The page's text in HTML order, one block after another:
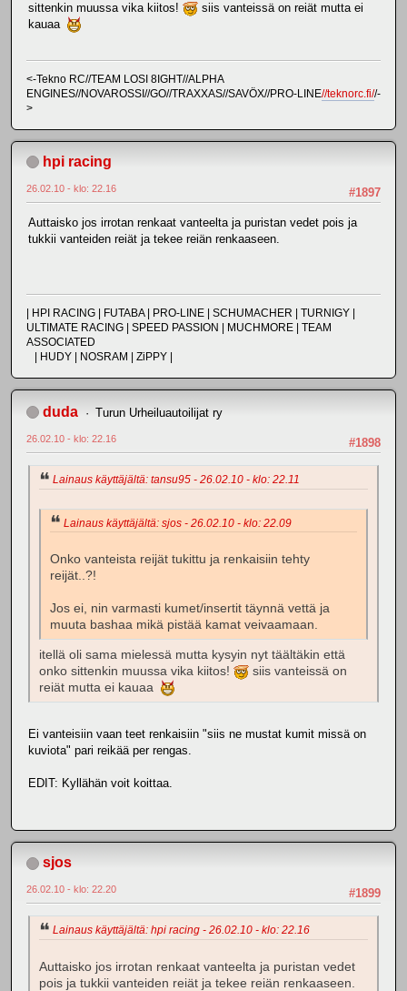
sittenkin muussa vika kiitos!
siis vanteissä on reiät mutta ei
kauaa
<-Tekno RC//TEAM LOSI 8IGHT//ALPHA
ENGINES//NOVAROSSI//GO//TRAXXAS//SAVÖX//PRO-LINE//teknorc.fi//-
>
hpi racing
#1897
26.02.10 - klo: 22.16
Auttaisko jos irrotan renkaat vanteelta ja puristan vedet pois ja
tukkii vanteiden reiät ja tekee reiän renkaaseen.
| HPI RACING | FUTABA | PRO-LINE | SCHUMACHER | TURNIGY |
ULTIMATE RACING | SPEED PASSION | MUCHMORE | TEAM
ASSOCIATED
| HUDY | NOSRAM | ZiPPY |
duda Turun Urheiluautoilijat ry
#1898
26.02.10 - klo: 22.16
Lainaus käyttäjältä: tansu95 - 26.02.10 - klo: 22.11
Lainaus käyttäjältä: sjos - 26.02.10 - klo: 22.09
Onko vanteista reijät tukittu ja renkaisiin tehty
reijät..?!
Jos ei, nin varmasti kumet/insertit täynnä vettä ja
muuta bashaa mikä pistää kamat veivaamaan.
itellä oli sama mielessä mutta kysyin nyt täältäkin että
onko sittenkin muussa vika kiitos!
siis vanteissä on
reiät mutta ei kauaa
Ei vanteisiin vaan teet renkaisiin "siis ne mustat kumit missä on
kuviota" pari reikää per rengas.
EDIT: Kyllähän voit koittaa.
sjos
#1899
26.02.10 - klo: 22.20
Lainaus käyttäjältä: hpi racing - 26.02.10 - klo: 22.16
Auttaisko jos irrotan renkaat vanteelta ja puristan vedet
pois ja tukkii vanteiden reiät ja tekee reiän renkaaseen.